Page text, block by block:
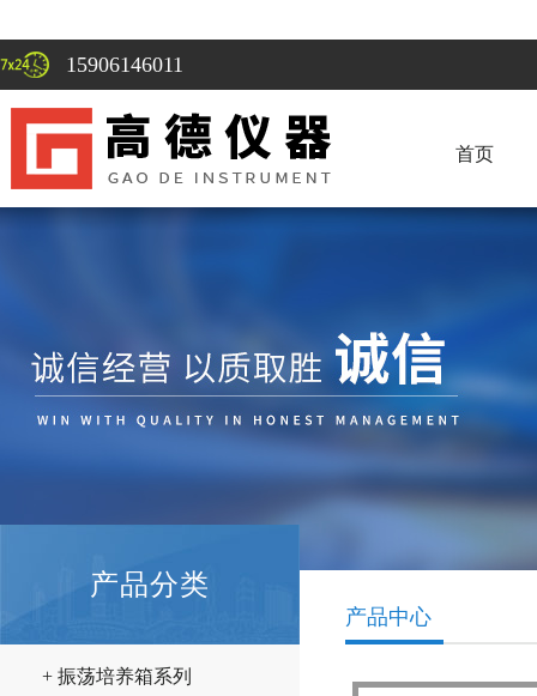
15906146011
首页
产品分类
+ 振荡培养箱系列
产品中心